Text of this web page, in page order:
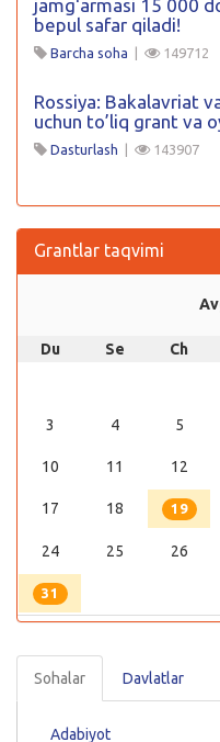
jamgʻarmasi 15 000
bepul safar qiladi!
Barcha soha | 149712
Rossiya: Bakalavriat
uchun to’liq grant va
Dasturlash | 143907
Grantlar taqvimi
Du Se Ch
3 4 5
10 11 12
17 18 19
24 25 26
31
Sohalar Davlatlar
Adabiyot